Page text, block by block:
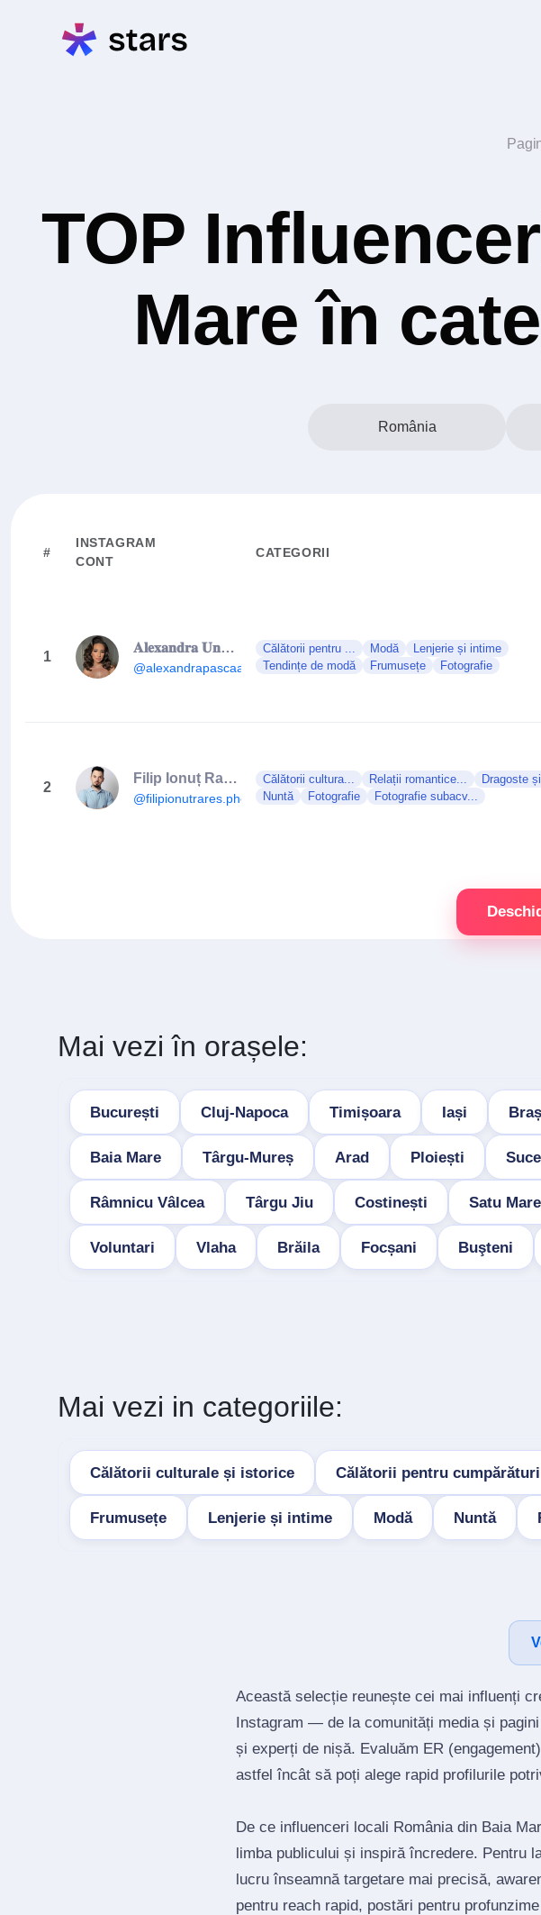
TOP
Mare în
România
#
INSTAGRAM
CONT
CATEGORII
1
𝐀𝐥𝐞𝐱𝐚𝐧𝐝𝐫𝐚 𝐔𝐧𝐠𝐮𝐫
@alexandrapascaa
Călătorii pentru ... Modă
Lenjerie și intime
Tendințe de modă
Frumusețe Fotografie
2
Filip Ionuț Rareș | Wedding Photography
@filipionutrares.photo
Călătorii cultura... Relații romantice...
Dragoste
Nuntă
Fotografie Fotografie subacv...
Mai vezi în orașele:
București Cluj-Napoca Timișoara Iași
Baia Mare Târgu-Mureș Arad Ploiești
Râmnicu Vâlcea Târgu Jiu Costinești Satu Mare
Voluntari Vlaha Brăila Focșani Buşteni
Mai vezi in categoriile:
Călătorii culturale și istorice Călătorii pentru
Frumusețe Lenjerie și intime Modă Nuntă
Această selecție reunește cei mai influenți
Instagram — de la comunități media și
și experți de nișă. Evaluăm ER
astfel încât să poți alege rapid profilurile
De ce influenceri locali România din Baia
limba publicului și inspiră încredere. Pentru
lucru înseamnă targetare mai precisă,
pentru reach rapid, postări pentru